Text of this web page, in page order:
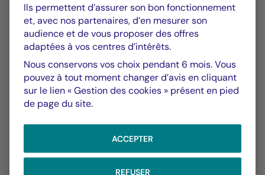
119.00 € 67
120.00 €
Ils permettent d’assurer son bon fonctionnement
et, avec nos partenaires, d’en mesurer son
audience et de vous proposer des offres
adaptées à vos centres d’intérêts.
Nous conservons vos choix pendant 6 mois. Vous
pouvez à tout moment changer d’avis en cliquant
sur le lien « Gestion des cookies » présent en pied
de page du site.
ACCEPTER
REFUSER